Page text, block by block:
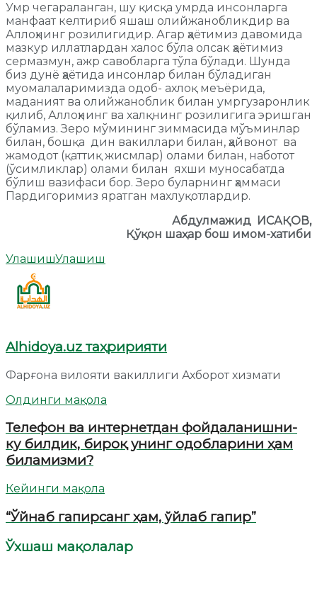
Умр чегараланган, шу қисқа умрда инсонларга
манфаат келтириб яшаш олийжанобликдир ва
Аллоҳнинг розилигидир. Агар ҳаётимиз давомида
мазкур иллатлардан халос бўла олсак ҳаётимиз
сермазмун, ажр савобларга тўла бўлади. Шунда
биз дунё ҳаётида инсонлар билан бўладиган
муомалаларимизда одоб- ахлоқ меъёрида,
маданият ва олийжаноблик билан умргузаронлик
қилиб, Аллоҳнинг ва халқнинг розилигига эришган
бўламиз. Зеро мўмининг зиммасида мўъминлар
билан, бошқа дин вакиллари билан, ҳайвонот ва
жамодот (қаттиқ жисмлар) олами билан, наботот
(ўсимликлар) олами билан яхши муносабатда
бўлиш вазифаси бор. Зеро буларнинг ҳаммаси
Пардигоримиз яратган махлуқотлардир.
Абдулмажид ИСАҚОВ,
Қўқон шаҳар бош имом-хатиби
УлашишУлашиш
Alhidoya.uz таҳририяти
Фарғона вилояти вакиллиги Ахборот хизмати
Олдинги мақола
Телефон ва интернетдан фойдаланишни-
ку билдик, бироқ унинг одобларини ҳам
биламизми?
Кейинги мақола
“Ўйнаб гапирсанг ҳам, ўйлаб гапир”
Ўхшаш мақолалар